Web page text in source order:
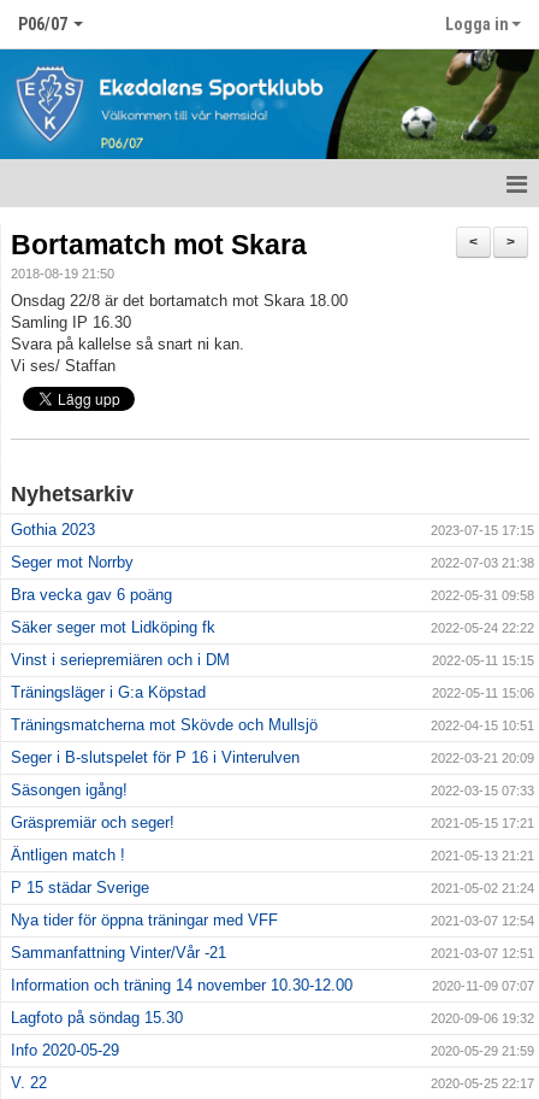
P06/07 Logga in
Nyheter
Kalender
Bildgalleri
Dokument
Kontakt
>
<
Bortamatch mot Skara
2018-08-19 21:50
Onsdag 22/8 är det bortamatch mot Skara 18.00
Samling IP 16.30
Svara på kallelse så snart ni kan.
Vi ses/ Staffan
Nyhetsarkiv
Gothia 2023 2023-07-15 17:15
Seger mot Norrby 2022-07-03 21:38
Bra vecka gav 6 poäng 2022-05-31 09:58
Säker seger mot Lidköping fk 2022-05-24 22:22
Vinst i seriepremiären och i DM 2022-05-11 15:15
Träningsläger i G:a Köpstad 2022-05-11 15:06
Träningsmatcherna mot Skövde och Mullsjö 2022-04-15 10:51
Seger i B-slutspelet för P 16 i Vinterulven 2022-03-21 20:09
Säsongen igång! 2022-03-15 07:33
Gräspremiär och seger! 2021-05-15 17:21
Äntligen match ! 2021-05-13 21:21
P 15 städar Sverige 2021-05-02 21:24
Nya tider för öppna träningar med VFF 2021-03-07 12:54
Sammanfattning Vinter/Vår -21 2021-03-07 12:51
Information och träning 14 november 10.30-12.00 2020-11-09 07:07
Lagfoto på söndag 15.30 2020-09-06 19:32
Info 2020-05-29 2020-05-29 21:59
V. 22 2020-05-25 22:17